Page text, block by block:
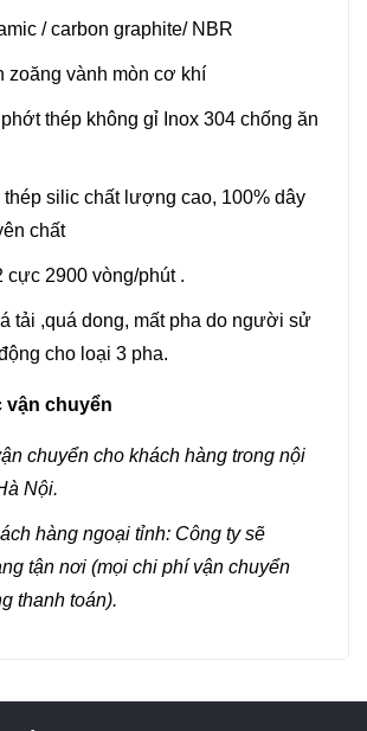
/ carbon graphite/ NBR
zoăng vành mòn cơ khí
thép không gỉ Inox 304 chống ăn
thép silic chất lượng cao, 100% dây
chất
2900 vòng/phút .
tải ,quá dong, mất pha do người sử
cho loại 3 pha.
chuyển
chuyển cho khách hàng trong nội
Nội.
hàng ngoại tỉnh: Công ty sẽ
tận nơi (mọi chi phí vận chuyển
thanh toán).